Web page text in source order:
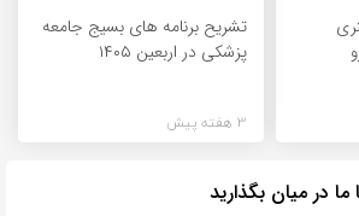
تشریح برنامه های بسیج جامعه
پزشکی در اربعین ۱۴۰۵
3 هفته پیش
در میان بگذارید